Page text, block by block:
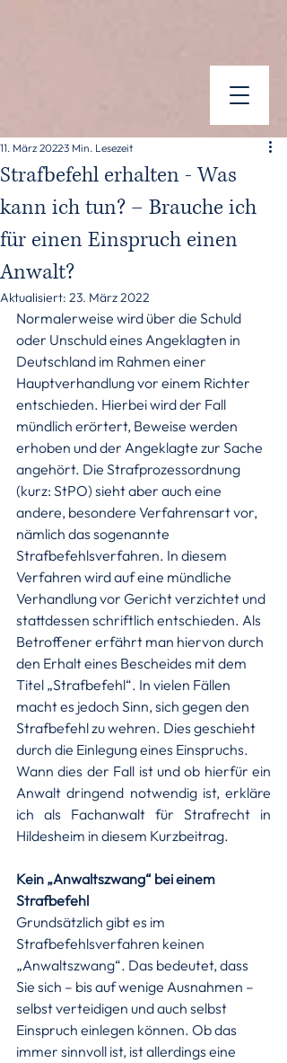
Strafbefehl erhalten - Was
kann ich tun? – Brauche ich
für einen Einspruch einen
Anwalt?
11. März 20223 Min. Lesezeit
Aktualisiert: 23. März 2022
Normalerweise wird über die Schuld
oder Unschuld eines Angeklagten in
Deutschland im Rahmen einer
Hauptverhandlung vor einem Richter
entschieden. Hierbei wird der Fall
mündlich erörtert, Beweise werden
erhoben und der Angeklagte zur Sache
angehört. Die Strafprozessordnung
(kurz: StPO) sieht aber auch eine
andere, besondere Verfahrensart vor,
nämlich das sogenannte
Strafbefehlsverfahren. In diesem
Verfahren wird auf eine mündliche
Verhandlung vor Gericht verzichtet und
stattdessen schriftlich entschieden. Als
Betroffener erfährt man hiervon durch
den Erhalt eines Bescheides mit dem
Titel „Strafbefehl“. In vielen Fällen
macht es jedoch Sinn, sich gegen den
Strafbefehl zu wehren. Dies geschieht
durch die Einlegung eines Einspruchs.
Wann dies der Fall ist und ob hierfür ein
Anwalt dringend notwendig ist, erkläre
ich als Fachanwalt für Strafrecht in
Hildesheim in diesem Kurzbeitrag.
Kein „Anwaltszwang“ bei einem
Strafbefehl
Grundsätzlich gibt es im
Strafbefehlsverfahren keinen
„Anwaltszwang“. Das bedeutet, dass
Sie sich – bis auf wenige Ausnahmen –
selbst verteidigen und auch selbst
Einspruch einlegen können. Ob das
immer sinnvoll ist, ist allerdings eine